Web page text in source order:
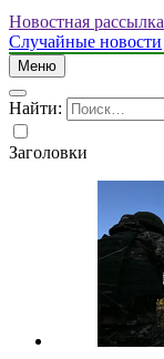
Новостная рассылка
Случайные новости
Меню
Найти:
Заголовки